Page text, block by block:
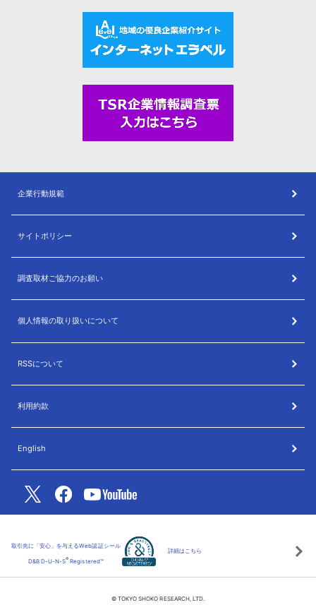
企業行動規範
サイトポリシー
調査取材ご協力のお願い
個人情報の取り扱いについて
RSSについて
利用約款
English
© TOKYO SHOKO RESEARCH, LTD.
取引先に「安心」を与えるWeb認証シール
D&B D-U-N-S® Registered™
詳細はこちら